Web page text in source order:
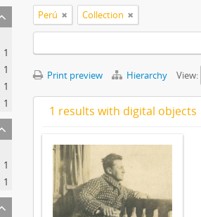
1
1
1
1
1
1
Perú Collection
Print preview Hierarchy View:
1 results with digital objects